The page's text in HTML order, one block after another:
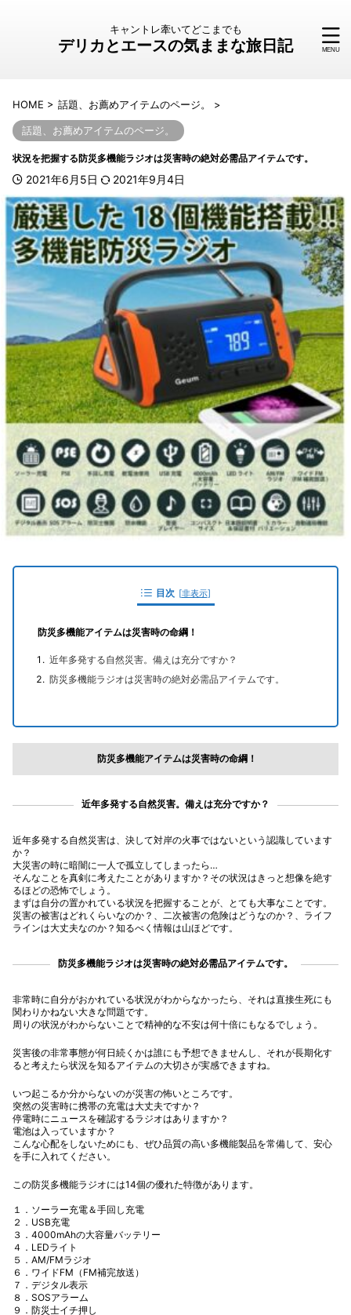
キャントレ牽いてどこまでも
デリカとエースの気ままな旅日記
HOME > 話題、お薦めアイテムのページ。 >
話題、お薦めアイテムのページ。
状況を把握する防災多機能ラジオは災害時の絶対必需品アイテムです。
2021年6月5日 2021年9月4日
目次 [非表示]
防災多機能アイテムは災害時の命綱！
近年多発する自然災害。備えは充分ですか？
防災多機能ラジオは災害時の絶対必需品アイテムです。
防災多機能アイテムは災害時の命綱！
近年多発する自然災害。備えは充分ですか？
近年多発する自然災害は、決して対岸の火事ではないという認識しています
か？
大災害の時に暗闇に一人で孤立してしまったら…
そんなことを真剣に考えたことがありますか？その状況はきっと想像を絶す
るほどの恐怖でしょう。
まずは自分の置かれている状況を把握することが、とても大事なことです。
災害の被害はどれくらいなのか？、二次被害の危険はどうなのか？、ライフ
ラインは大丈夫なのか？知るべく情報は山ほどです。
防災多機能ラジオは災害時の絶対必需品アイテムです。
非常時に自分がおかれている状況がわからなかったら、それは直接生死にも
関わりかねない大きな問題です。
周りの状況がわからないことで精神的な不安は何十倍にもなるでしょう。
災害後の非常事態が何日続くかは誰にも予想できませんし、それが長期化す
ると考えたら状況を知るアイテムの大切さが実感できますね。
いつ起こるか分からないのが災害の怖いところです。
突然の災害時に携帯の充電は大丈夫ですか？
停電時にニュースを確認するラジオはありますか？
電池は入っていますか？
こんな心配をしないためにも、ぜひ品質の高い多機能製品を常備して、安心
を手に入れてください。
この防災多機能ラジオには14個の優れた特徴があります。
１．ソーラー充電＆手回し充電
２．USB充電
３．4000mAhの大容量バッテリー
４．LEDライト
５．AM/FMラジオ
６．ワイドFM（FM補完放送）
７．デジタル表示
８．SOSアラーム
９．防災士イチ押し